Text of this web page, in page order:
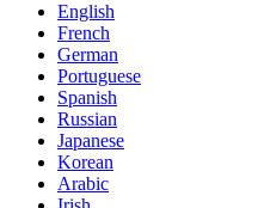
English
French
German
Portuguese
Spanish
Russian
Japanese
Korean
Arabic